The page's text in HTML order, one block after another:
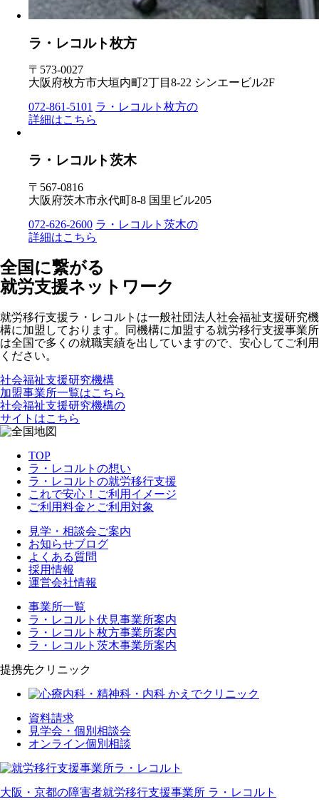
ラ・レコルト枚方
〒573-0027
大阪府枚方市大垣内町2丁目8-22 シンエービル2F
072-861-5101 ラ・レコルト枚方の
詳細はこちら
ラ・レコルト茨木
〒567-0816
大阪府茨木市永代町8-8 国里ビル205
072-626-2600 ラ・レコルト茨木の
詳細はこちら
全国に繋がる
就労支援ネットワーク
就労移行支援ラ・レコルトは一般社団法人社会福祉支援研究機
構に加盟しております。同機構に加盟する就労移行支援事業所
は全国で多くの就職実績を出していますので、安心してご利用
ください。
社会福祉支援研究機構
加盟事業所一覧はこちら
社会福祉支援研究機構の
サイトはこちら
TOP
ラ・レコルトの想い
ラ・レコルトの就労移行支援
これで安心！ご利用イメージ
ご利用料金とご利用対象
見学・相談会ご案内
お知らせブログ
よくある質問
採用情報
運営会社情報
事業所一覧
ラ・レコルト伏見事業所案内
ラ・レコルト枚方事業所案内
ラ・レコルト茨木事業所案内
提携先クリニック
資料請求
見学会・個別相談会
オンライン個別相談
大阪・京都の障害者就労移行支援事業所 ラ・レコルト